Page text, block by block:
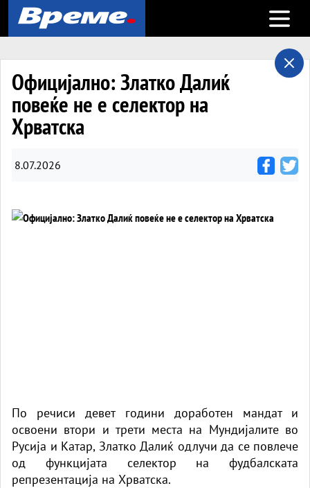
Open
Официјално: Златко Далиќ
повеќе не е селектор на
Хрватска
8.07.2026
По речиси девет години доработен мандат и
освоени втори и трети места на Мундијалите во
Русија и Катар, Златко Далиќ одлучи да се повлече
од функцијата селектор на фудбалската
репрезентација на Хрватска.